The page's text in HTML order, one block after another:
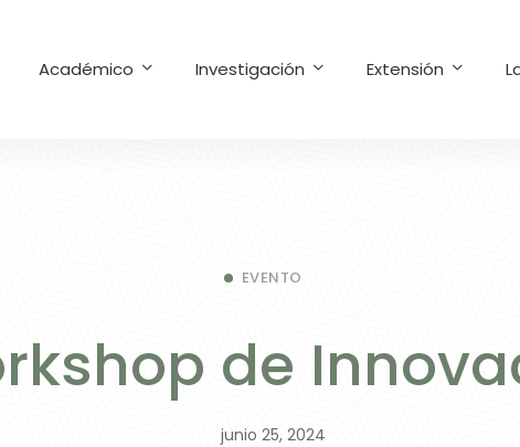
Académico Investigación Extensión
EVENTO
de
junio 25, 2024